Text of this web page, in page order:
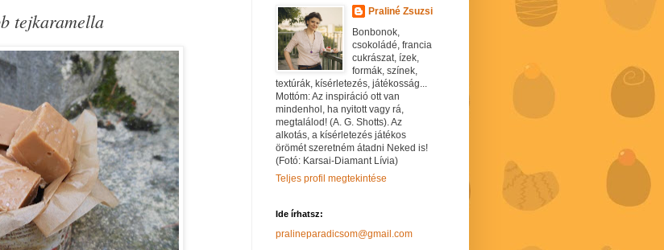
tejkaramella
Praliné Zsuzsi
Bonbonok,
csokoládé, francia
cukrászat, ízek,
formák, színek,
textúrák, kísérletezés, játékosság...
Mottóm: Az inspiráció ott van
mindenhol, ha nyitott vagy rá,
megtalálod! (A. G. Shotts). Az
alkotás, a kísérletezés játékos
örömét szeretném átadni Neked is!
(Fotó: Karsai-Diamant Lívia)
Teljes profil megtekintése
Ide írhatsz:
pralineparadicsom@gmail.com